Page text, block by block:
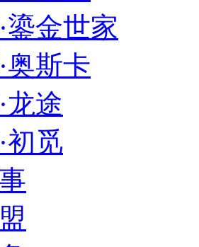
鎏金世家
奥斯卡
龙途
初觅